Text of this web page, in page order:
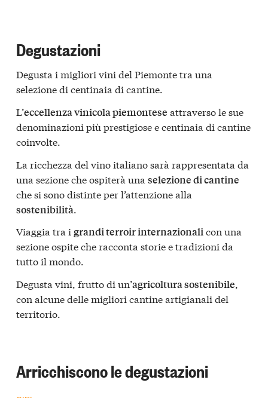
Degustazioni
Degusta i migliori vini del Piemonte tra una
selezione di centinaia di cantine.
L’eccellenza vinicola piemontese attraverso le sue
denominazioni più prestigiose e centinaia di cantine
coinvolte.
La ricchezza del vino italiano sarà rappresentata da
una sezione che ospiterà una selezione di cantine
che si sono distinte per l’attenzione alla
sostenibilità.
Viaggia tra i grandi terroir internazionalicon una
sezione ospite che racconta storie e tradizioni da
tutto il mondo.
Degusta vini, frutto di un’agricoltura sostenibile,
con alcune delle migliori cantine artigianali del
territorio.
Arricchiscono le degustazioni